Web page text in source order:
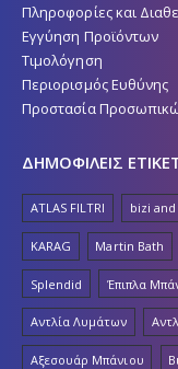
Πληροφορίες και
Εγγύηση Προϊόντων
Τιμολόγηση
Περιορισμός Ευθύνης
Προστασία
ΔΗΜΟΦΙΛΕΙΣ
ATLAS FILTRI bizi
KARAG Martin Bath
Splendid Έπιπλα
Αντλία Λυμάτων
Αξεσουάρ Μπάνιου